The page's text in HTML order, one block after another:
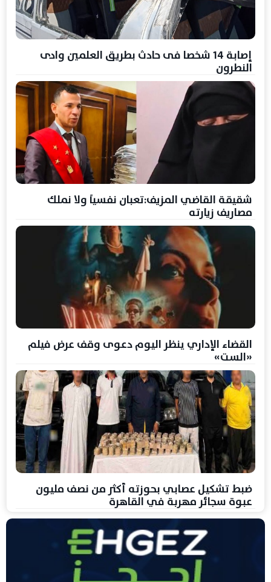
إصابة 14 شخصا فى حادث بطريق العلمين وادى
النطرون
شقيقة القاضي المزيف:تعبان نفسياً ولا نملك
مصاريف زيارته
القضاء الإداري ينظر اليوم دعوى وقف عرض فيلم
«الست»
ضبط تشكيل عصابي بحوزته أكثر من نصف مليون
عبوة سجائر مهربة في القاهرة